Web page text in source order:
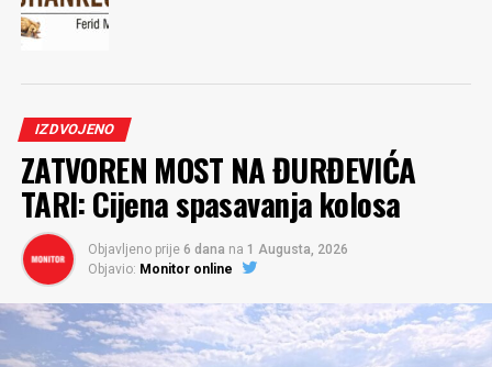
IZDVOJENO
ZATVOREN MOST NA ĐURĐEVIĆA
TARI: Cijena spasavanja kolosa
Objavljeno prije 6 dana na 1 Augusta, 2026
Objavio: Monitor online